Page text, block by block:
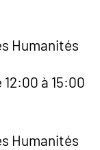
Humanités
à 15:00
Humanités